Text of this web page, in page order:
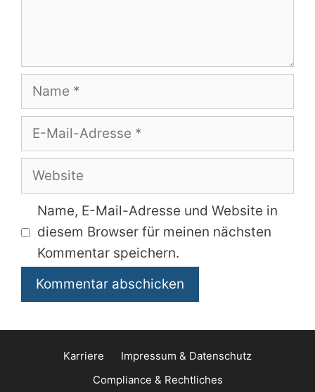
Name
E-
Mail-
Adresse
Website
Name, E-Mail-Adresse und Website in
diesem Browser für meinen nächsten
Kommentar speichern.
Karriere
Impressum & Datenschutz
Compliance & Rechtliches